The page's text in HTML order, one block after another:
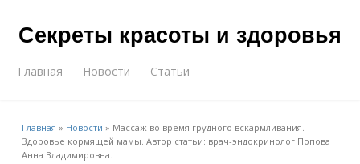
Секреты красоты и здоровья
Главная Новости Статьи
Главная » Новости » Массаж во время грудного вскармливания.
Здоровье кормящей мамы. Автор статьи: врач-эндокринолог Попова
Анна Владимировна.